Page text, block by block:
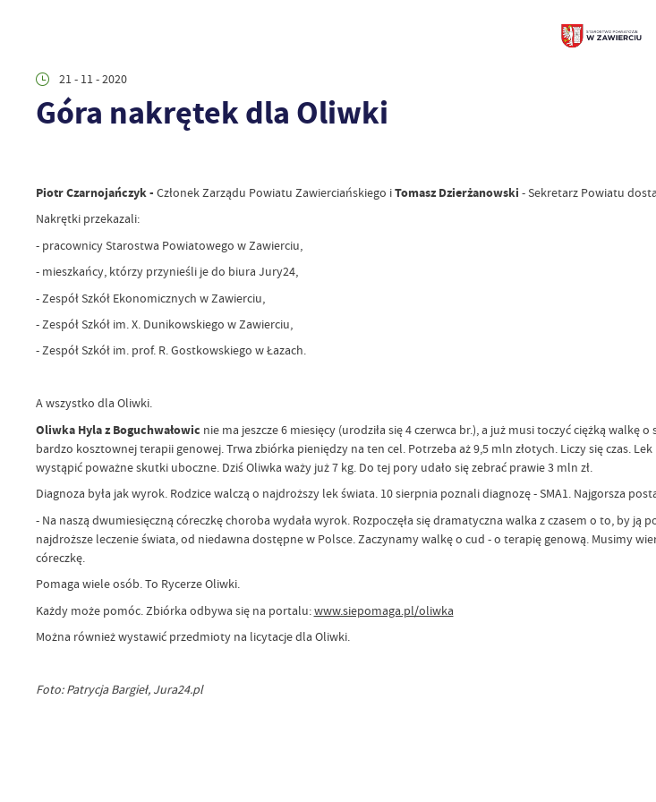
21 - 11 - 2020
Góra nakrętek dla Oliwki
Piotr Czarnojańczyk - Członek Zarządu Powiatu Zawierciańskiego iTomasz Dzierżanowski - Sekretarz Powiatu
Nakrętki przekazali:
- pracownicy Starostwa Powiatowego w Zawierciu,
- mieszkańcy, którzy przynieśli je do biura Jury24,
- Zespół Szkół Ekonomicznych w Zawierciu,
- Zespół Szkół im. X. Dunikowskiego w Zawierciu,
- Zespół Szkół im. prof. R. Gostkowskiego w Łazach.
A wszystko dla Oliwki.
Oliwka Hyla z Boguchwałowic nie ma jeszcze 6 miesięcy (urodziła się 4 czerwca br.), a już musi toczyć ciężką
bardzo kosztownej terapii genowej. Trwa zbiórka pieniędzy na ten cel. Potrzeba aż 9,5 mln złotych. Liczy się czas.
wystąpić poważne skutki uboczne. Dziś Oliwka waży już 7 kg. Do tej pory udało się zebrać prawie 3 mln zł.
Diagnoza była jak wyrok. Rodzice walczą o najdroższy lek świata. 10 sierpnia poznali diagnozę - SMA1. Najgorsza
- Na naszą dwumiesięczną córeczkę choroba wydała wyrok. Rozpoczęła się dramatyczna walka z czasem o to, by ją
najdroższe leczenie świata, od niedawna dostępne w Polsce. Zaczynamy walkę o cud - o terapię genową. Musimy
córeczkę.
Pomaga wiele osób. To Rycerze Oliwki.
Każdy może pomóc. Zbiórka odbywa się na portalu:www.siepomaga.pl/oliwka
Można również wystawić przedmioty na licytacje dla Oliwki.
Foto: Patrycja Bargieł, Jura24.pl